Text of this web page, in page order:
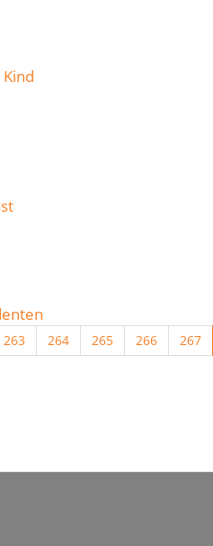
263 264 265 266 267